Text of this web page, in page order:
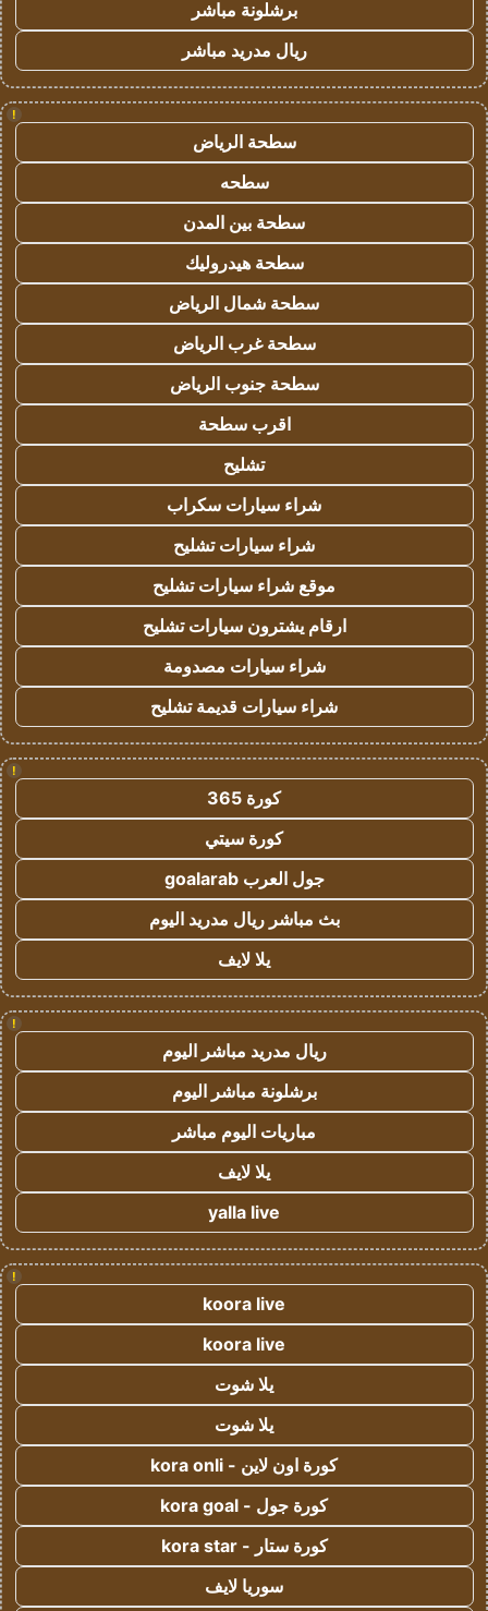
برشلونة مباشر
ريال مدريد مباشر
!
سطحة الرياض
سطحه
سطحة بين المدن
سطحة هيدروليك
سطحة شمال الرياض
سطحة غرب الرياض
سطحة جنوب الرياض
اقرب سطحة
تشليح
شراء سيارات سكراب
شراء سيارات تشليح
موقع شراء سيارات تشليح
ارقام يشترون سيارات تشليح
شراء سيارات مصدومة
شراء سيارات قديمة تشليح
!
كورة 365
كورة سيتي
جول العرب goalarab
بث مباشر ريال مدريد اليوم
يلا لايف
!
ريال مدريد مباشر اليوم
برشلونة مباشر اليوم
مباريات اليوم مباشر
يلا لايف
yalla live
!
koora live
koora live
يلا شوت
يلا شوت
كورة اون لاين - kora onli
كورة جول - kora goal
كورة ستار - kora star
سوريا لايف